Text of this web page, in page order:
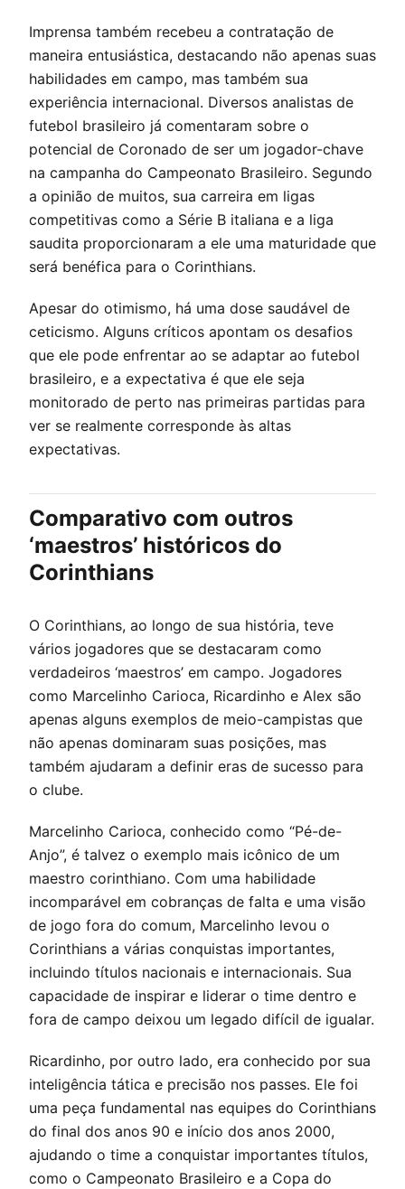
Imprensa também recebeu a contratação de
maneira entusiástica, destacando não apenas suas
habilidades em campo, mas também sua
experiência internacional. Diversos analistas de
futebol brasileiro já comentaram sobre o
potencial de Coronado de ser um jogador-chave
na campanha do Campeonato Brasileiro. Segundo
a opinião de muitos, sua carreira em ligas
competitivas como a Série B italiana e a liga
saudita proporcionaram a ele uma maturidade que
será benéfica para o Corinthians.
Apesar do otimismo, há uma dose saudável de
ceticismo. Alguns críticos apontam os desafios
que ele pode enfrentar ao se adaptar ao futebol
brasileiro, e a expectativa é que ele seja
monitorado de perto nas primeiras partidas para
ver se realmente corresponde às altas
expectativas.
Comparativo com outros
‘maestros’ históricos do
Corinthians
O Corinthians, ao longo de sua história, teve
vários jogadores que se destacaram como
verdadeiros ‘maestros’ em campo. Jogadores
como Marcelinho Carioca, Ricardinho e Alex são
apenas alguns exemplos de meio-campistas que
não apenas dominaram suas posições, mas
também ajudaram a definir eras de sucesso para
o clube.
Marcelinho Carioca, conhecido como “Pé-de-
Anjo”, é talvez o exemplo mais icônico de um
maestro corinthiano. Com uma habilidade
incomparável em cobranças de falta e uma visão
de jogo fora do comum, Marcelinho levou o
Corinthians a várias conquistas importantes,
incluindo títulos nacionais e internacionais. Sua
capacidade de inspirar e liderar o time dentro e
fora de campo deixou um legado difícil de igualar.
Ricardinho, por outro lado, era conhecido por sua
inteligência tática e precisão nos passes. Ele foi
uma peça fundamental nas equipes do Corinthians
do final dos anos 90 e início dos anos 2000,
ajudando o time a conquistar importantes títulos,
como o Campeonato Brasileiro e a Copa do